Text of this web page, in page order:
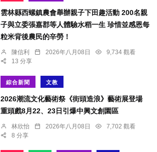
雲林縣西螺鎮農會舉辦親子下田趣活動 200名親
子與立委張嘉郡等人體驗水稻一生 珍惜並感恩每
粒米背後農民的辛勞！
陳信利 2026年八月08日
9,734 觀看
13 分享
綜合新聞 文教
2026潮流文化藝術祭《街頭造浪》藝術展登場
重頭戲8月22、23日引爆中興文創園區
林欣怡 2026年八月08日
7,702 觀看
8 分享